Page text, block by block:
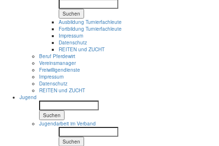
Suchen
Ausbildung Turnierfachleute
Fortbildung Turnierfachleute
Impressum
Datenschutz
REITEN und ZUCHT
Beruf Pferdewirt
Vereinsmanager
Freiwilligendienste
Impressum
Datenschutz
REITEN und ZUCHT
Jugend
Suchen
Jugendarbeit im Verband
Suchen